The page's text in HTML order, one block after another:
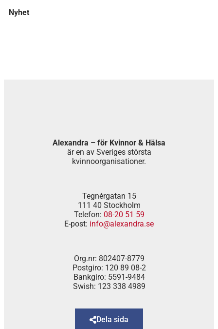
Nyhet
Alexandra – för Kvinnor & Hälsa
är en av Sveriges största
kvinnoorganisationer.
Tegnérgatan 15
111 40 Stockholm
Telefon: 08-20 51 59
E-post: info@alexandra.se
Org.nr: 802407-8779
Postgiro: 120 89 08-2
Bankgiro: 5591-9484
Swish: 123 338 4989
Dela sida